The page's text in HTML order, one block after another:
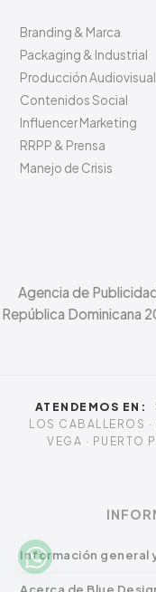
Branding & Marca
Packaging & Industrial
Producción Audiovisual
Contenidos Social
Influencer Marketing
RRPP & Prensa
Manejo de Crisis
Agencia de
República Dominicana
ATENDEMOS EN:
LOS CABALLEROS
VEGA · PUERTO
Información general